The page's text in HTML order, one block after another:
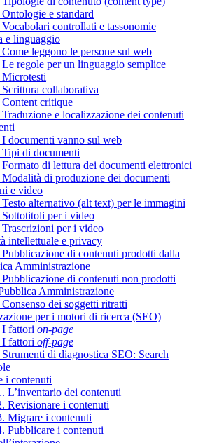
e standard
controllati e tassonomie
e linguaggio
leggono le persone sul web
regole per un linguaggio semplice
collaborativa
critique
e localizzazione dei contenuti
documenti vanno sul web
di documenti
di lettura dei documenti elettronici
di produzione dei documenti
e video
alternativo (alt text) per le immagini
Sottotitoli per i video
per i video
intellettuale e privacy
di contenuti prodotti dalla
Amministrazione
di contenuti non prodotti
Amministrazione
dei soggetti ritratti
per i motori di ricerca (SEO)
I fattori on-page
I fattori off-page
di diagnostica SEO: Search
i contenuti
L’inventario dei contenuti
Revisionare i contenuti
Migrare i contenuti
Pubblicare i contenuti